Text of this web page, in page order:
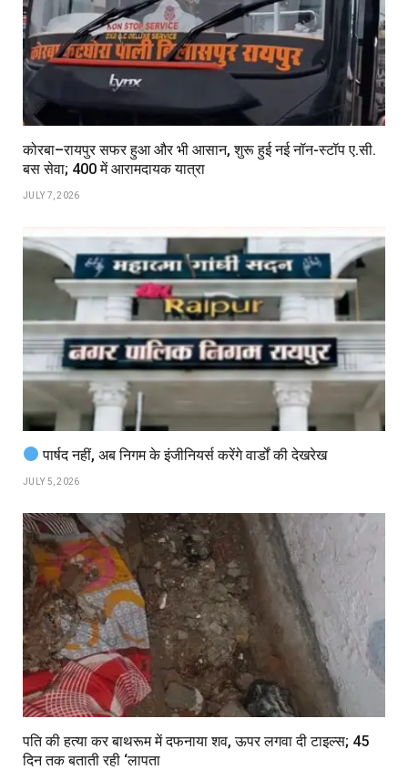
कोरबा–रायपुर सफर हुआ और भी आसान, शुरू हुई नई नॉन-स्टॉप ए.सी.
बस सेवा; ₹400 में आरामदायक यात्रा
JULY 7, 2026
पार्षद नहीं, अब निगम के इंजीनियर्स करेंगे वार्डों की देखरेख
JULY 5, 2026
पति की हत्या कर बाथरूम में दफनाया शव, ऊपर लगवा दी टाइल्स; 45
दिन तक बताती रही ‘लापता